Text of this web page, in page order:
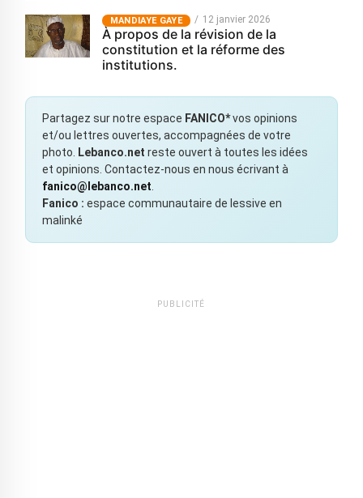
MANDIAYE GAYE 12 janvier 2026
À propos de la révision de la
constitution et la réforme des
institutions.
Partagez sur notre espace FANICO*vos opinions
et/ou lettres ouvertes, accompagnées de votre
photo.
Lebanco.net reste ouvert à toutes les idées
et opinions. Contactez-nous en nous écrivant à
fanico@lebanco.net
Fanico : espace communautaire de lessive en
malinké
PUBLICITÉ